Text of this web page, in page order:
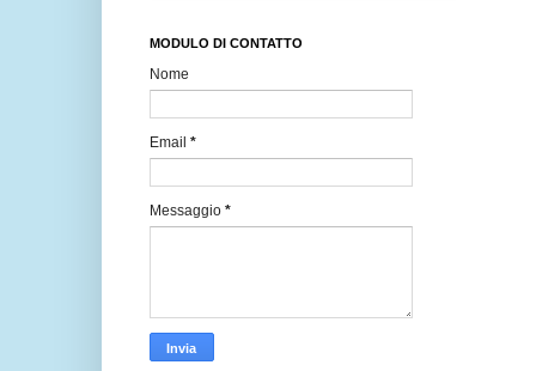
MODULO DI CONTATTO
Nome
Email *
Messaggio *